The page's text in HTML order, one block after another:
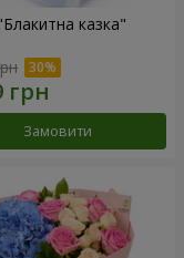
казка"
Замовити